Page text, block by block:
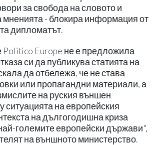
за свобода на словото и
мненията - блокира информация от
дипломатът.
Politico Europe не е предложила
си да публикува статията на
да отбележа, че не става
или пропагандни материали, а
на руския външен
ситуацията на европейския
на дългогодишна криза
големите европейски държави",
на външното министерство.